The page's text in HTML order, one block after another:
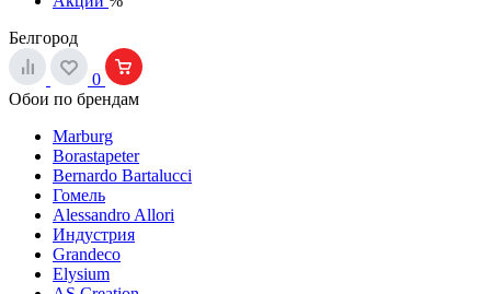
Белгород
0
Обои по брендам
Marburg
Borastapeter
Bernardo Bartalucci
Гомель
Alessandro Allori
Индустрия
Grandeco
Elysium